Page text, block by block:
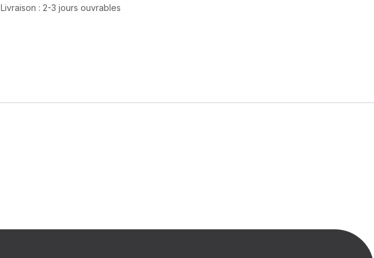
Livraison : 2-3 jours ouvrables